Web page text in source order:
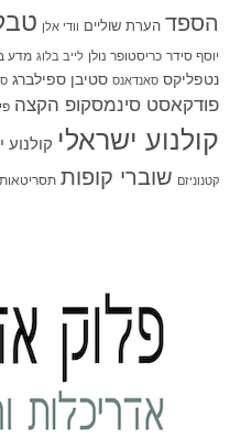
הספד הערת שוליים וודי אלן
יוסף סידר כריסטופר נולן לייב בלוג מדע
נטפליקס סאנדאנס סטיבן ספילברג
פודקאסט סינמסקופ הקצה
קולנוע ישראלי קולנוע
קטנוניזם שוברי קופות תסריטאות